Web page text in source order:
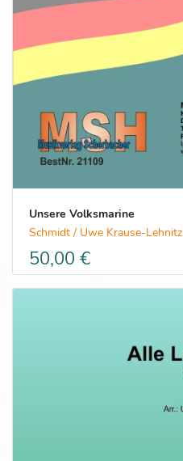
Unsere Volksmarine
Schmidt / Uwe Krause-Lehnitz
50,00 €